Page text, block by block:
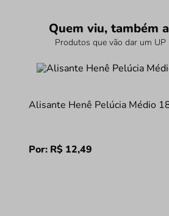
Quem viu, também
Produtos que vão dar um
Alisante Henê Pelúcia Médio
Por: R$ 12,49